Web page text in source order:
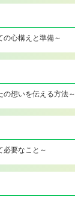
の心構えと準備～
の想いを伝える方法～
必要なこと～